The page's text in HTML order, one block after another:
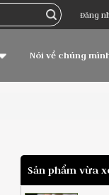
Đăng
Nói về chúng
Sản phẩm vừa